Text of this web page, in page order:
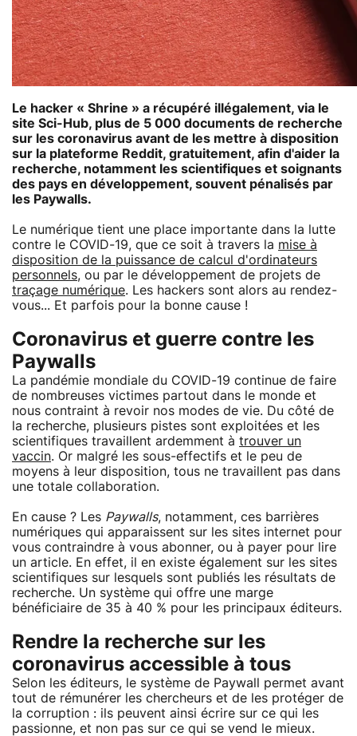
Le hacker « Shrine » a récupéré illégalement, via le
site Sci-Hub, plus de 5 000 documents de recherche
sur les coronavirus avant de les mettre à disposition
sur la plateforme Reddit, gratuitement, afin d'aider la
recherche, notamment les scientifiques et soignants
des pays en développement, souvent pénalisés par
les Paywalls.
Le numérique tient une place importante dans la lutte
contre le COVID-19, que ce soit à travers la mise à
disposition de la puissance de calcul d'ordinateurs
personnels, ou par le développement de projets de
traçage numérique. Les hackers sont alors au rendez-
vous... Et parfois pour la bonne cause !
Coronavirus et guerre contre les
Paywalls
La pandémie mondiale du COVID-19 continue de faire
de nombreuses victimes partout dans le monde et
nous contraint à revoir nos modes de vie. Du côté de
la recherche, plusieurs pistes sont exploitées et les
scientifiques travaillent ardemment à trouver un
vaccin. Or malgré les sous-effectifs et le peu de
moyens à leur disposition, tous ne travaillent pas dans
une totale collaboration.
En cause ? Les Paywalls, notamment, ces barrières
numériques qui apparaissent sur les sites internet pour
vous contraindre à vous abonner, ou à payer pour lire
un article. En effet, il en existe également sur les sites
scientifiques sur lesquels sont publiés les résultats de
recherche. Un système qui offre une marge
bénéficiaire de 35 à 40 % pour les principaux éditeurs.
Rendre la recherche sur les
coronavirus accessible à tous
Selon les éditeurs, le système de Paywall permet avant
tout de rémunérer les chercheurs et de les protéger de
la corruption : ils peuvent ainsi écrire sur ce qui les
passionne, et non pas sur ce qui se vend le mieux.